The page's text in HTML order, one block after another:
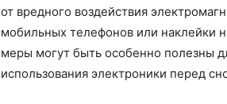
от вредного воздействия
мобильных телефонов или наклейки
меры могут быть особенно полезны
использования электроники перед